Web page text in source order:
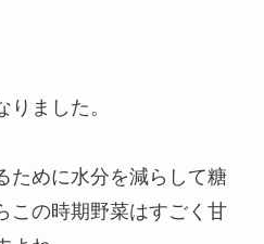
ました。
ために水分を減らして糖
この時期野菜はすごく甘